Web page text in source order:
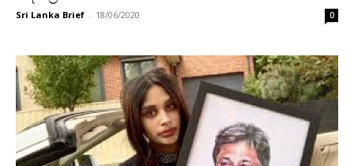
Sri Lanka Brief - 18/06/2020 0